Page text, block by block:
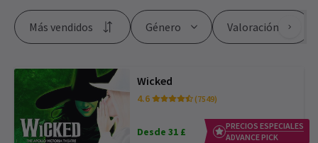
Género Valoración
Más vendidos
Wicked
4.6 (7549)
Desde 31 £
PRECIOS ESPECIALES
ADVANCE PICK